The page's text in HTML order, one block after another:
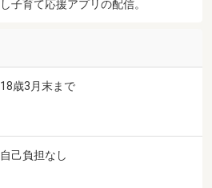
し子育て応援アプリの配信。
18歳3月末まで
自己負担なし